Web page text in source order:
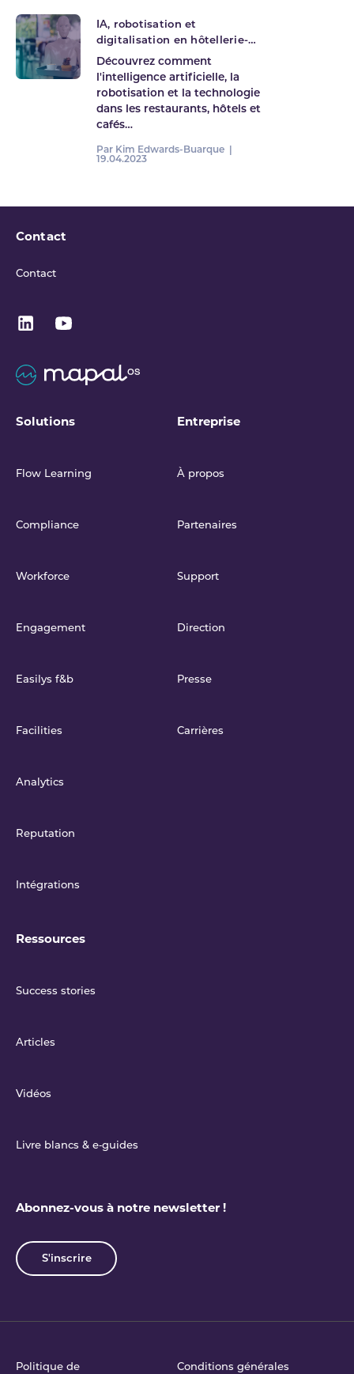
IA, robotisation et
digitalisation en hôtellerie-
restauration
Découvrez comment
l'intelligence artificielle, la
robotisation et la technologie
dans les restaurants, hôtels et
cafés…
Par Kim Edwards-Buarque |
19.04.2023
Contact
Contact
Solutions
Flow Learning
Compliance
Workforce
Engagement
Easilys f&b
Facilities
Analytics
Reputation
Intégrations
Entreprise
À propos
Partenaires
Support
Direction
Presse
Carrières
Ressources
Success stories
Articles
Vidéos
Livre blancs & e‑guides
Abonnez-vous à notre newsletter !
S'inscrire
Politique de Conditions générales